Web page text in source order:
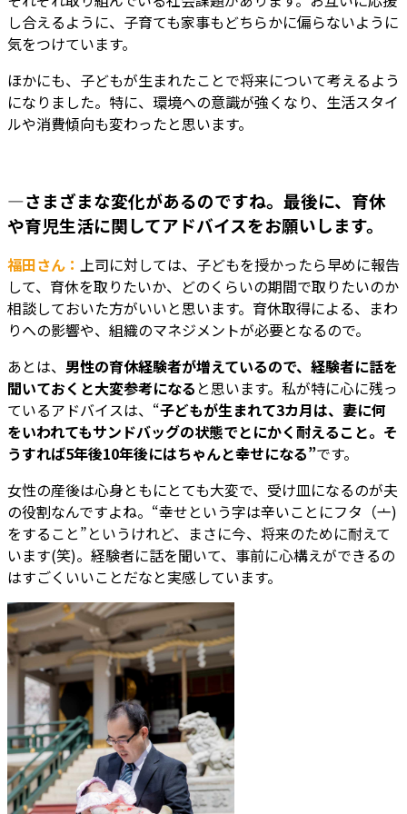
し合えるように、子育ても家事もどちらかに偏らないように
気をつけています。
ほかにも、子どもが生まれたことで将来について考えるよう
になりました。特に、環境への意識が強くなり、生活スタイ
ルや消費傾向も変わったと思います。
―さまざまな変化があるのですね。最後に、育休
や育児生活に関してアドバイスをお願いします。
福田さん： 上司に対しては、子どもを授かったら早めに報告
して、育休を取りたいか、どのくらいの期間で取りたいのか
相談しておいた方がいいと思います。育休取得による、まわ
りへの影響や、組織のマネジメントが必要となるので。
あとは、 男性の育休経験者が増えているので、経験者に話を
聞いておくと大変参考になる と思います。私が特に心に残っ
ているアドバイスは、“子どもが生まれて3カ月は、妻に何
をいわれてもサンドバッグの状態でとにかく耐えること。そ
うすれば5年後10年後にはちゃんと幸せになる”です。
女性の産後は心身ともにとても大変で、受け皿になるのが夫
の役割なんですよね。“幸せという字は辛いことにフタ（⼇)
をすること”というけれど、まさに今、将来のために耐えて
います(笑)。経験者に話を聞いて、事前に心構えができるの
はすごくいいことだなと実感しています。